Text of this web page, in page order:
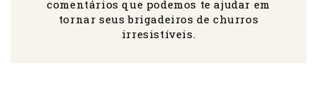
comentários que podemos te ajudar em
tornar seus brigadeiros de churros
irresistíveis.